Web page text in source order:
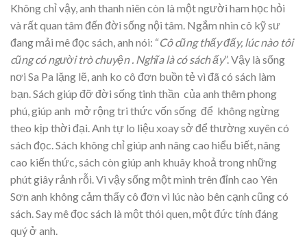
Không chỉ vậy, anh thanh niên còn là một người ham học hỏi
và rất quan tâm đến đời sống nội tâm. Ngắm nhìn cô kỹ sư
đang mải mê đọc sách, anh nói: “Cô cũng thấy đấy, lúc nào tôi
cũng có người trò chuyện . Nghĩa là có sách ấy”. Vậy là sống
nơi Sa Pa lặng lẽ, anh ko cô đơn buồn tẻ vì đã có sách làm
bạn. Sách giúp đỡ đời sống tinh thần của anh thêm phong
phú, giúp anh mở rộng tri thức vốn sống để không ngừng
theo kịp thời đại. Anh tự lo liệu xoay sở để thường xuyên có
sách đọc. Sách không chỉ giúp anh nâng cao hiểu biết, nâng
cao kiến thức, sách còn giúp anh khuây khoả trong những
phút giây rảnh rỗi. Vì vậy sống một mình trên đỉnh cao Yên
Sơn anh không cảm thấy cô đơn vì lúc nào bên cạnh cũng có
sách. Say mê đọc sách là một thói quen, một đức tính đáng
quý ở anh.